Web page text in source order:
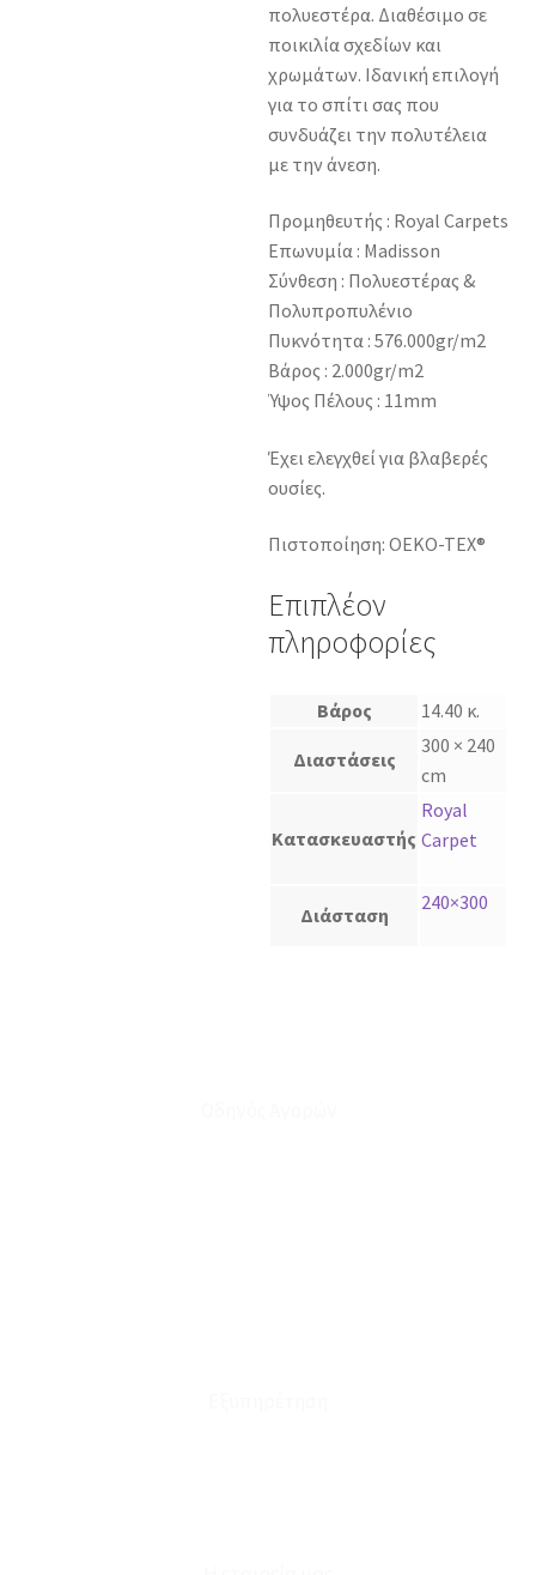
πολυεστέρα. Διαθέσιμο σε
ποικιλία σχεδίων και
χρωμάτων. Ιδανική επιλογή
για το σπίτι σας που
συνδυάζει την πολυτέλεια
με την άνεση.
Προμηθευτής : Royal Carpets
Επωνυμία : Madisson
Σύνθεση : Πολυεστέρας &
Πολυπροπυλένιο
Πυκνότητα : 576.000gr/m2
Βάρος : 2.000gr/m2
Ύψος Πέλους : 11mm
Έχει ελεγχθεί για βλαβερές
ουσίες.
Πιστοποίηση: OEKO-TEX®
Επιπλέον
πληροφορίες
Βάρος 14.40 κ.
Διαστάσεις
300 × 240
cm
Κατασκευαστής
Royal
Carpet
Διάσταση
240×300